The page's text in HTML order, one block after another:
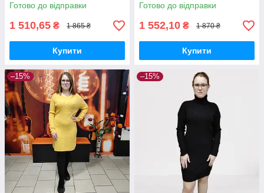
Готово до відправки
1 510,65 ₴ 1 865 ₴
Купити
Готово до відправки
1 552,10 ₴ 1 870 ₴
Купити
–15% –15%